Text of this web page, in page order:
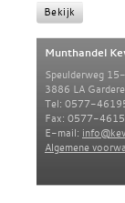
Munthandel
Speulderweg
3886 LA
Tel: 0577-
Fax: 0577-
E-mail:
Algemene